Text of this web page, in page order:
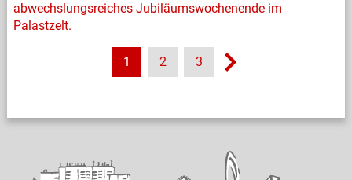
abwechslungsreiches Jubiläumswochenende im
Palastzelt.
1 2 3